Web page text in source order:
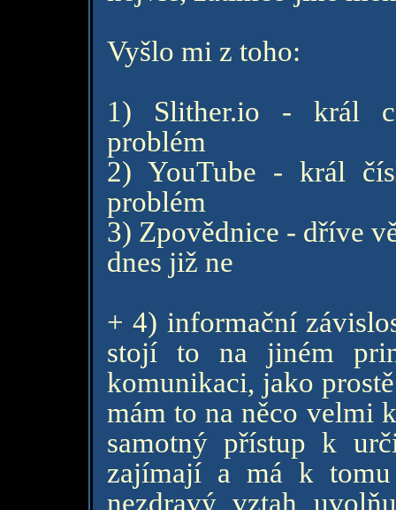
Vyšlo mi z toho:
1) Slither.io - král
problém
2) YouTube - král
problém
3) Zpovědnice - dříve
dnes již ne
+ 4) informační
stojí to na jiném
komunikaci, jako
mám to na něco velmi
samotný přístup k
zajímají a má k
nezdravý vztah